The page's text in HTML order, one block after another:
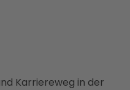
Karriereweg in der